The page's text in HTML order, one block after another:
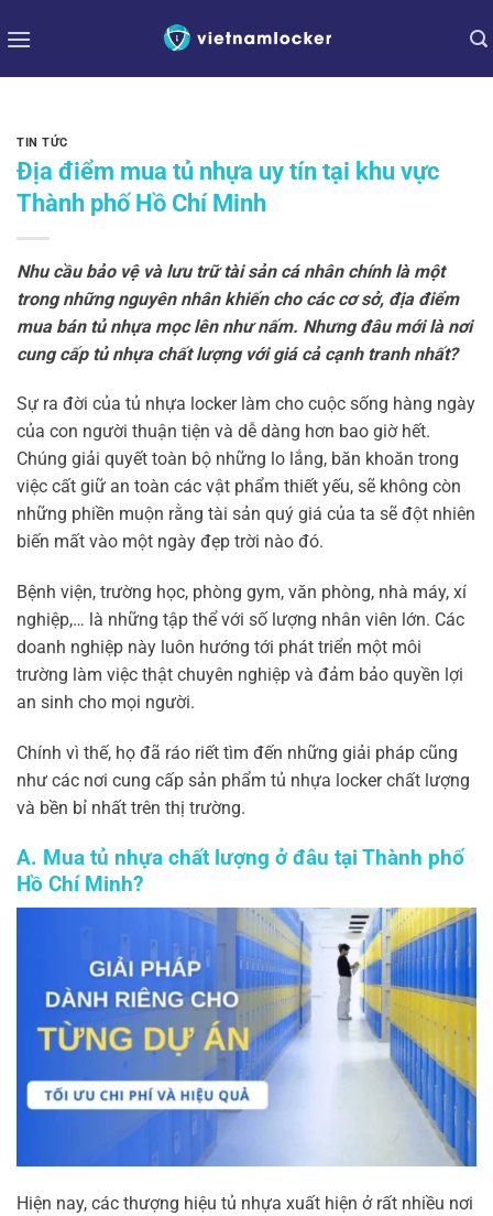
qua
TIN TỨC
Địa điểm mua tủ nhựa uy tín tại khu vực
Thành phố Hồ Chí Minh
Nhu cầu bảo vệ và lưu trữ tài sản cá nhân chính là một
trong những nguyên nhân khiến cho các cơ sở, địa điểm
mua bán tủ nhựa mọc lên như nấm. Nhưng đâu mới là nơi
cung cấp tủ nhựa chất lượng với giá cả cạnh tranh nhất?
Sự ra đời của tủ nhựa locker làm cho cuộc sống hàng ngày
của con người thuận tiện và dễ dàng hơn bao giờ hết.
Chúng giải quyết toàn bộ những lo lắng, băn khoăn trong
việc cất giữ an toàn các vật phẩm thiết yếu, sẽ không còn
những phiền muộn rằng tài sản quý giá của ta sẽ đột nhiên
biến mất vào một ngày đẹp trời nào đó.
Bệnh viện, trường học, phòng gym, văn phòng, nhà máy, xí
nghiệp,… là những tập thể với số lượng nhân viên lớn. Các
doanh nghiệp này luôn hướng tới phát triển một môi
trường làm việc thật chuyên nghiệp và đảm bảo quyền lợi
an sinh cho mọi người.
Chính vì thế, họ đã ráo riết tìm đến những giải pháp cũng
như các nơi cung cấp sản phẩm tủ nhựa locker chất lượng
và bền bỉ nhất trên thị trường.
A. Mua tủ nhựa chất lượng ở đâu tại Thành phố
Hồ Chí Minh?
Hiện nay, các thượng hiệu tủ nhựa xuất hiện ở rất nhiều nơi